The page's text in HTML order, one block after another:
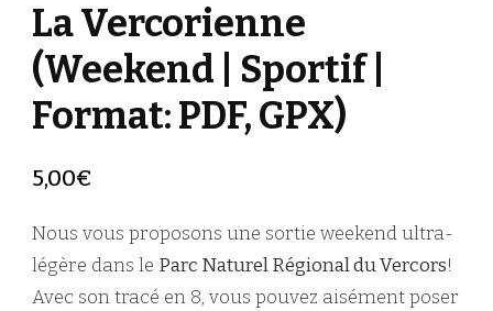
La Vercorienne
(Weekend | Sportif |
Format: PDF, GPX)
5,00€
Nous vous proposons une sortie weekend ultra-
légère dans le Parc Naturel Régional du Vercors!
Avec son tracé en 8, vous pouvez aisément poser